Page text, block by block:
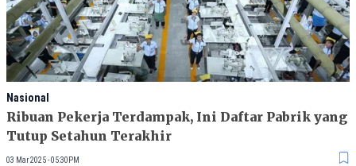
Nasional
Ribuan Pekerja Terdampak, Ini Daftar Pabrik yang
Tutup Setahun Terakhir
03 Mar 2025 - 05:30PM